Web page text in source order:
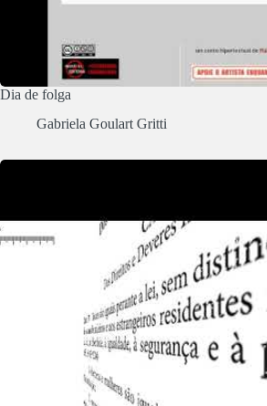
Dia de folga
Gabriela Goulart Gritti